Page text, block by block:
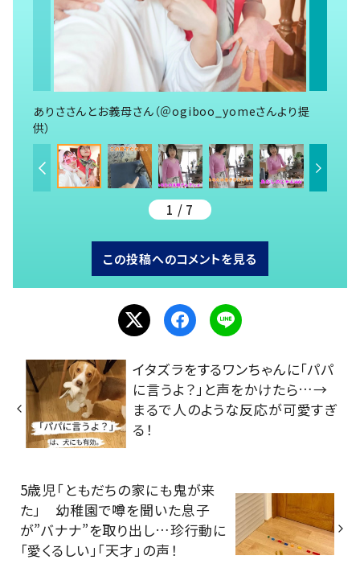
ありささんとお義母さん（＠ogiboo_yomeさんより提
供）
1 / 7
この投稿へのコメントを見る
イタズラをするワンちゃんに「パパ
に言うよ？」と声をかけたら…→
まるで人のような反応が可愛すぎ
る！
5歳児「ともだちの家にも鬼が来
た」 幼稚園で噂を聞いた息子
が”バナナ”を取り出し…珍行動に
「愛くるしい」「天才」の声！